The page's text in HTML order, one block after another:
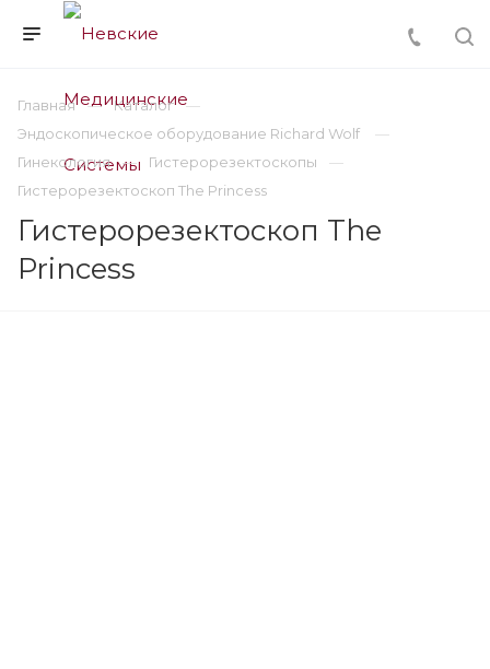
Главная
Каталог
Эндоскопическое оборудование Richard Wolf
Гинекология
Гистерорезектоскопы
Гистерорезектоскоп The Princess
Гистерорезектоскоп The
Princess